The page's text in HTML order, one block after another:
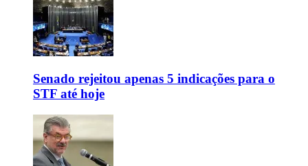
Senado rejeitou apenas 5 indicações para o
STF até hoje